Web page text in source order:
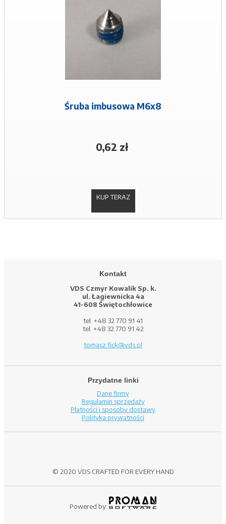
Śruba imbusowa M6x8
0,62 zł
KUP TERAZ
Kontakt
VDS Czmyr Kowalik Sp. k.
ul. Łagiewnicka 4a
41-608 Świętochłowice
tel. +48 32 770 91 41
tel. +48 32 770 91 42
tomasz.fick@vds.pl
Przydatne linki
Dane firmy
Regulamin sprzedaży
Płatności i sposoby dostawy
Polityka prywatności
© 2020 VDS CRAFTED FOR EVERY HAND
Powered by: